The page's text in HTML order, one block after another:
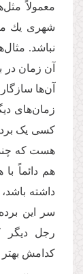
معمولاً
شهرى یك
نباشد.
آن زمان در
آن‌ها
زمان‌‌هاى
کسی یک
هست که چند
هم دائماً با
داشته
سر این
رجل
كدامش